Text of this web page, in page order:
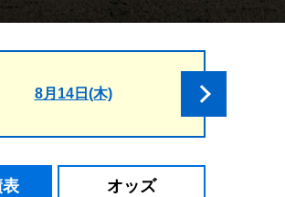
8月14日(木)
オッズ